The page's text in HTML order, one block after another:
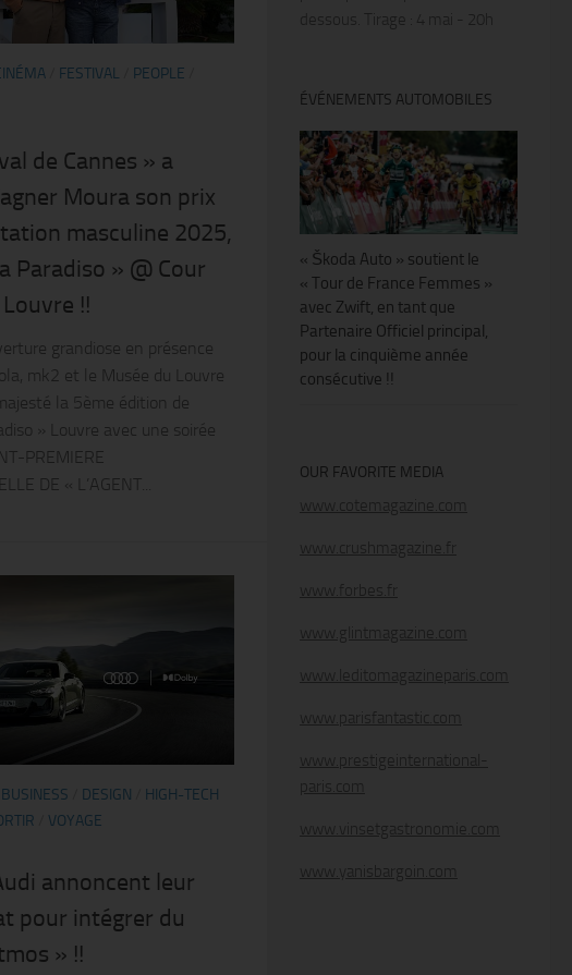
FESTIVAL PEOPLE
de Cannes » a
Moura son prix
masculine 2025,
Paradiso » @ Cour
!!
grandiose en présence
mk2 et le Musée du Louvre
la 5ème édition de
» Louvre avec une soirée
PREMIERE
DE « L’AGENT...
BUSINESS DESIGN
HIGH-TECH
VOYAGE
annoncent leur
pour intégrer du
» !!
dessous. Tirage : 4 mai - 20h
ÉVÉNEMENTS AUTOMOBILES
« Škoda Auto » soutient le
« Tour de France Femmes »
avec Zwift, en tant que
Partenaire Officiel principal,
pour la cinquième année
consécutive !!
OUR FAVORITE MEDIA
www.cotemagazine.com
www.crushmagazine.fr
www.forbes.fr
www.glintmagazine.com
www.leditomagazineparis.com
www.parisfantastic.com
www.prestigeinternational-
paris.com
www.vinsetgastronomie.com
www.yanisbargoin.com